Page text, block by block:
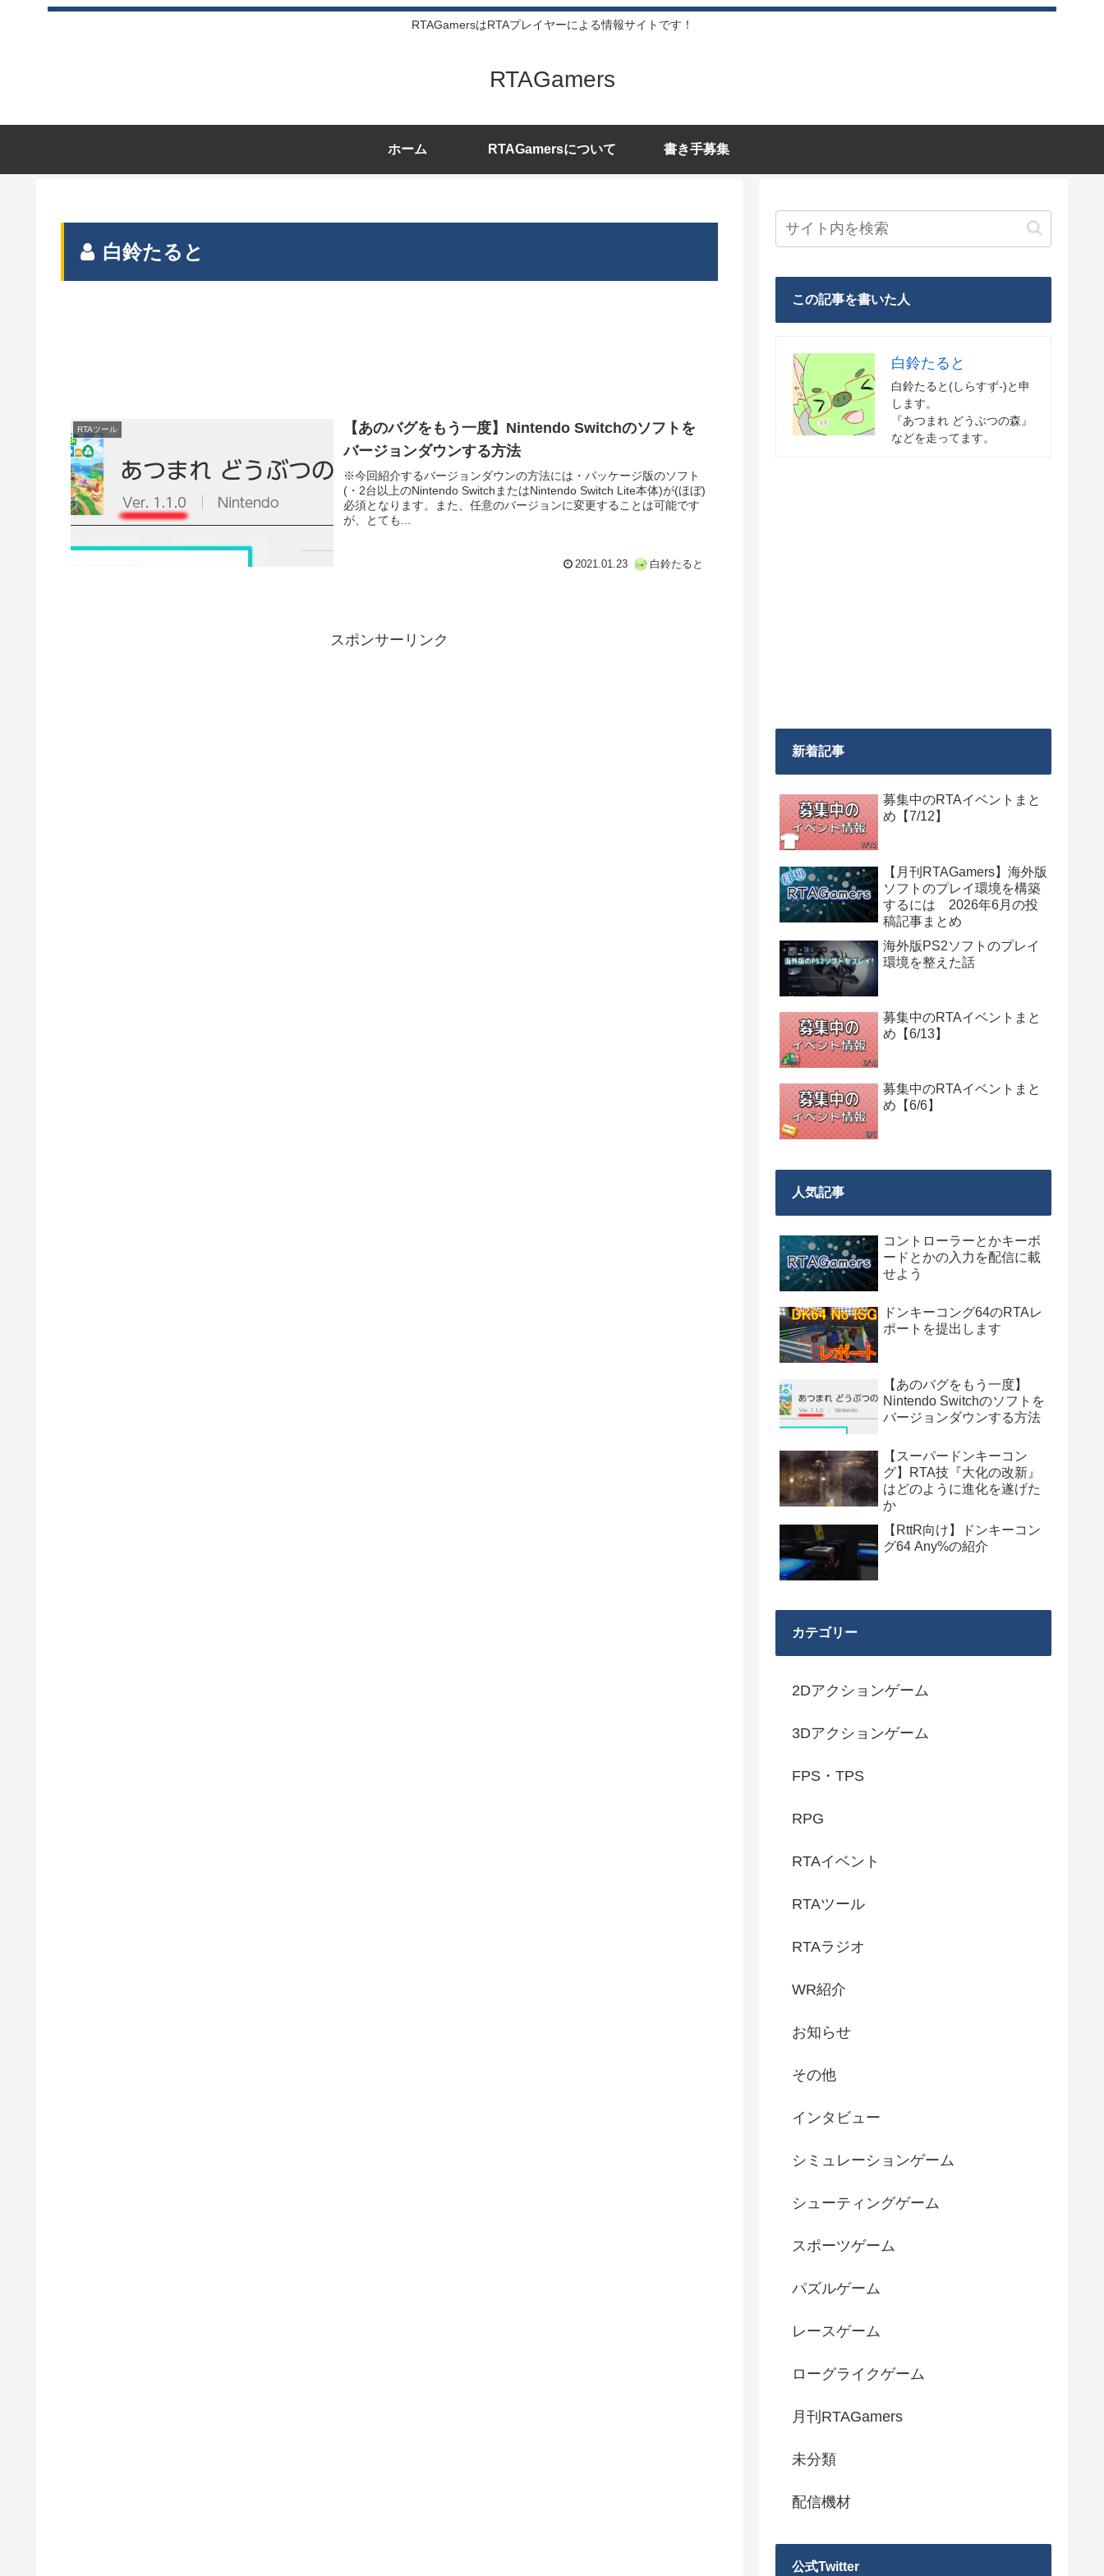
RTAGamersはRTAプレイヤーによる情報サイトです！
RTAGamers
ホーム RTAGamersについて 書き手募集
白鈴たると
RTAツール
【あのバグをもう一度】Nintendo Switchのソフトを
バージョンダウンする方法
※今回紹介するバージョンダウンの方法には・パッケージ版のソフト
(・2台以上のNintendo SwitchまたはNintendo Switch Lite本体)が(ほぼ)
必須となります。また、任意のバージョンに変更することは可能です
が、とても...
2021.01.23 白鈴たると
スポンサーリンク
この記事を書いた人
白鈴たると
白鈴たると(しらすず-)と申
します。
『あつまれ どうぶつの森』
などを走ってます。
新着記事
募集中のRTAイベントまと
め【7/12】
【月刊RTAGamers】海外版
ソフトのプレイ環境を構築
するには 2026年6月の投
稿記事まとめ
海外版PS2ソフトのプレイ
環境を整えた話
募集中のRTAイベントまと
め【6/13】
募集中のRTAイベントまと
め【6/6】
人気記事
コントローラーとかキーボ
ードとかの入力を配信に載
せよう
ドンキーコング64のRTAレ
ポートを提出します
【あのバグをもう一度】
Nintendo Switchのソフトを
バージョンダウンする方法
【スーパードンキーコン
グ】RTA技『大化の改新』
はどのように進化を遂げた
か
【RttR向け】ドンキーコン
グ64 Any%の紹介
カテゴリー
2Dアクションゲーム
3Dアクションゲーム
FPS・TPS
RPG
RTAイベント
RTAツール
RTAラジオ
WR紹介
お知らせ
その他
インタビュー
シミュレーションゲーム
シューティングゲーム
スポーツゲーム
パズルゲーム
レースゲーム
ローグライクゲーム
月刊RTAGamers
未分類
配信機材
公式Twitter